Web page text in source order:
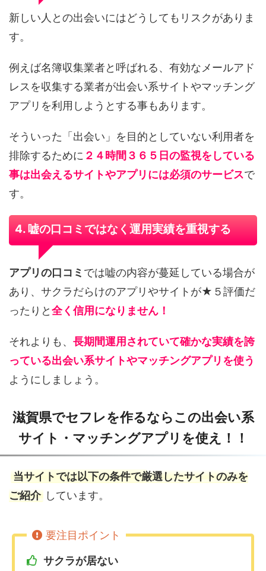
新しい人との出会いにはどうしてもリスクがありま
す。
例えば名簿収集業者と呼ばれる、有効なメールアド
レスを収集する業者が出会い系サイトやマッチング
アプリを利用しようとする事もあります。
そういった「出会い」を目的としていない利用者を
排除するために ２４時間３６５日の監視をしている
事は出会えるサイトやアプリには必須のサービスで
す。
4. 嘘の口コミではなく運用実績を重視する
アプリの口コミ では嘘の内容が蔓延している場合が
あり、サクラだらけのアプリやサイトが★５評価だ
ったりと全く信用になりません！
それよりも、 長期間運用されていて確かな実績を誇
っている出会い系サイトやマッチングアプリを使う
ようにしましょう。
滋賀県でセフレを作るならこの出会い系
サイト・マッチングアプリを使え！！
当サイトでは以下の条件で厳選したサイトのみを
ご紹介 しています。
サクラが居ない